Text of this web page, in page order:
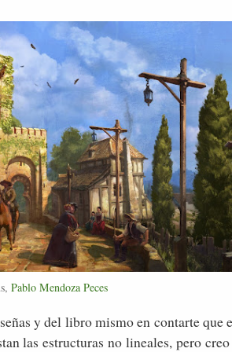
Pablo Mendoza Peces
y del libro mismo en contarte que
las estructuras no lineales, pero